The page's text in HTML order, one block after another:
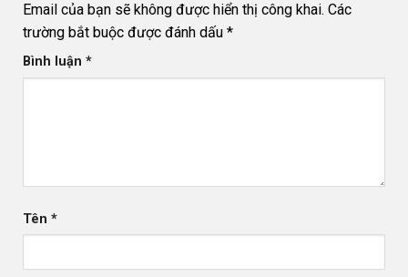
Email của bạn sẽ không được hiển thị công khai. Các
trường bắt buộc được đánh dấu *
Bình luận *
Tên *